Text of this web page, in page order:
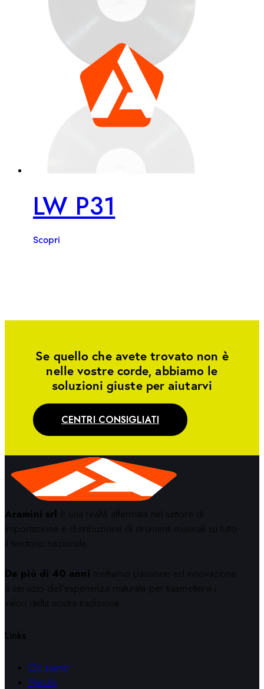
LW P31
Scopri
Se quello che avete trovato non è
nelle vostre corde, abbiamo le
soluzioni giuste per aiutarvi
CENTRI CONSIGLIATI
Aramini srl è una realtà affermata nel settore di
importazione e distribuzione di strumenti musicali su tutto
il territorio nazionale.
Da più di 40 anni mettiamo passione ed innovazione
a servizio dell’esperienza maturata per trasmettervi i
valori della nostra tradizione.
Links
Chi siamo
Marchi